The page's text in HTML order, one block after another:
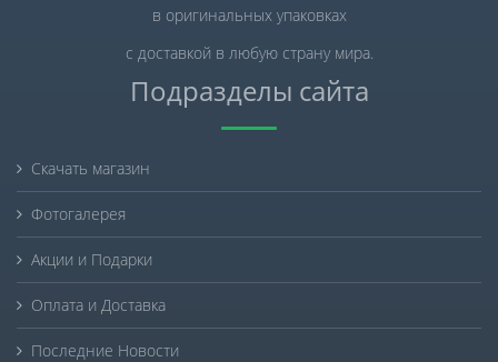
в оригинальных упаковках
с доставкой в любую страну мира.
Подразделы сайта
Скачать магазин
Фотогалерея
Акции и Подарки
Оплата и Доставка
Последние Новости